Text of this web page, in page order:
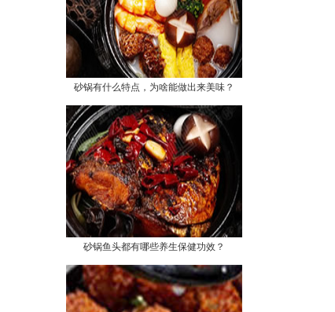
砂锅有什么特点，为啥能做出来美味？
砂锅鱼头都有哪些养生保健功效？